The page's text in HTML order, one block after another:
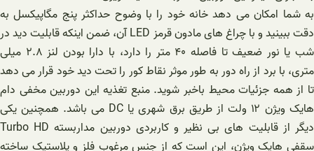
به شما امکان می دهد خانه خود را با وضوح حداکثر پنج مگاپیکسل به
دقت ببینید و با چراغ های مادون قرمز LED آن، ضمن اینکه قابلیت دید در
شب یا نور ضعیف تا فاصله ۴۰ متر را دارد، با دارا بودن لنز ۲.۸ میلی
متری، با برد از راه دور به طور موثر نقاط کور را تحت دید خود قرار می دهد
تا از همه جزئیات محیط باخبر شوید. منبع تغذیه این دوربین مخفی دام
هایک ویژن ۱۲ ولت از طریق برق شهری یا DC می باشد. همچنین یکی
دیگر از قابلیت های بی نظیر و کاربردی دوربین مداربسته Turbo HD
سقفی هایک ویژن، این است که از جنس مرغوب فلز و پلاستیک ساخته